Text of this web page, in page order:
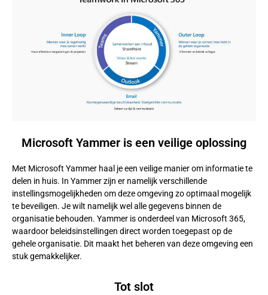
Microsoft Yammer is een veilige oplossing
Met Microsoft Yammer haal je een veilige manier om informatie te
delen in huis. In Yammer zijn er namelijk verschillende
instellingsmogelijkheden om deze omgeving zo optimaal mogelijk
te beveiligen. Je wilt namelijk wel alle gegevens binnen de
organisatie behouden. Yammer is onderdeel van Microsoft 365,
waardoor beleidsinstellingen direct worden toegepast op de
gehele organisatie. Dit maakt het beheren van deze omgeving een
stuk gemakkelijker.
Tot slot